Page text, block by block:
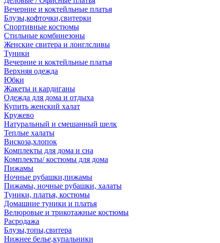
Вечерние и коктейльные платья
Блузы,кофточки,свитерки
Спортивные костюмы
Стильные комбинезоны
Женские свитера и лонглсливы
Туники
Вечерние и коктейльные платья
Верхняя одежда
Юбки
Жакеты и кардиганы
Одежда для дома и отдыха
Купить женский халат
Кружево
Натуральный и смешанный шелк
Теплые халаты
Вискоза,хлопок
Комплекты для дома и сна
Комплекты/ костюмы для дома
Пижамы
Ночные рубашки,пижамы
Пижамы, ночные рубашки, халаты
Туники, платья, костюмы
Домашние туники и платья
Велюровые и трикотажные костюмы
Расродажа
Блузы,топы,свитера
Нижнее белье,купальники